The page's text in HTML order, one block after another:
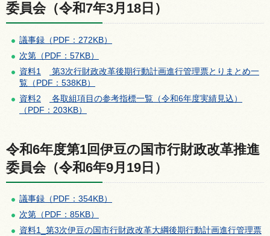
委員会（令和7年3月18日）
議事録（PDF：272KB）
次第（PDF：57KB）
資料1
第3次行財政改革後期行動計画進行管理票とりまとめ一
覧（PDF：538KB）
資料2
各取組項目の参考指標一覧（令和6年度実績見込）
（PDF：203KB）
令和6年度第1回伊豆の国市行財政改革推進
委員会（令和6年9月19日）
議事録（PDF：354KB）
次第（PDF：85KB）
資料1_第3次伊豆の国市行財政改革大綱後期行動計画進行管理票